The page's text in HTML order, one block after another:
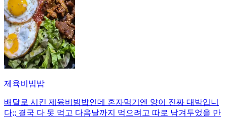
제육비빔밥
배달로 시킨 제육비빔밥인데 혼자먹기엔 양이 진짜 대박입니
다;; 결국 다 못 먹고 다음날까지 먹으려고 따로 남겨두었을 만